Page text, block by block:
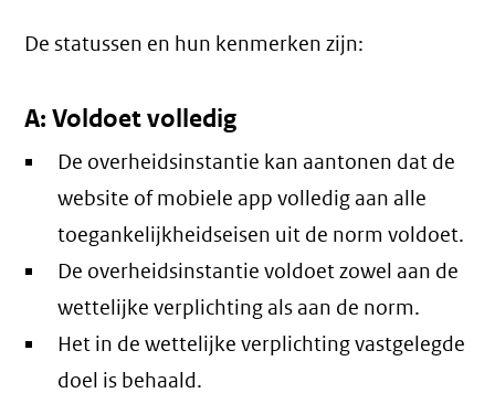
De statussen en hun kenmerken zijn:
A: Voldoet volledig
De overheidsinstantie kan aantonen dat de
website of mobiele app volledig aan alle
toegankelijkheidseisen uit de norm voldoet.
De overheidsinstantie voldoet zowel aan de
wettelijke verplichting als aan de norm.
Het in de wettelijke verplichting vastgelegde
doel is behaald.